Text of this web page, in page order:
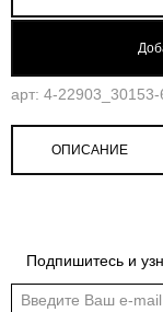
арт: 4-22903_30153-
Обмеры
ОПИСАНИЕ
Подпишитесь и